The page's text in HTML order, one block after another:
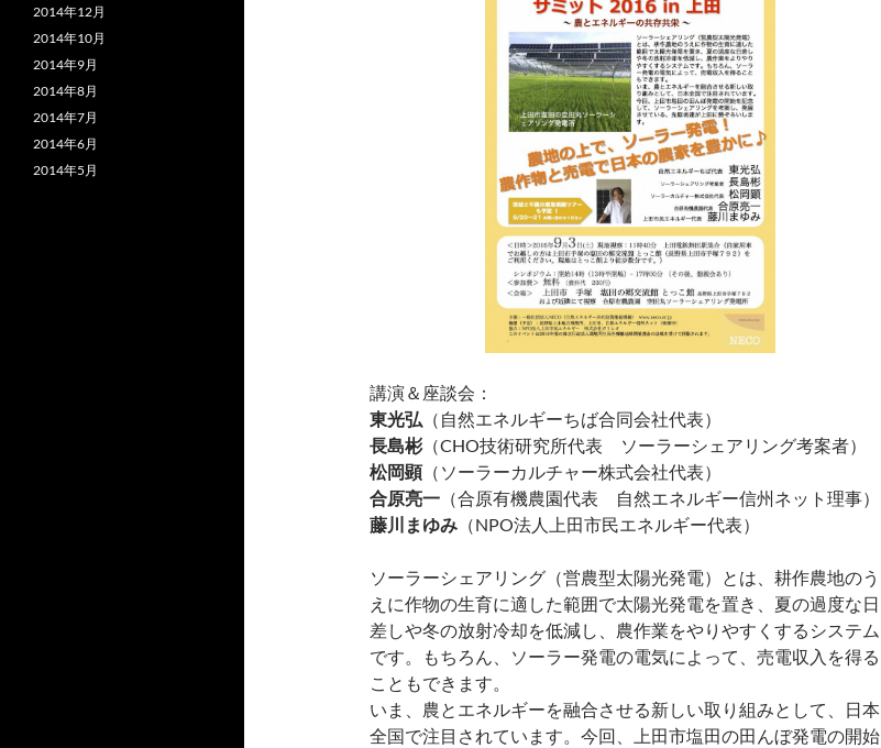
講演＆座談会：
東光弘 （自然エネルギーちば合同会社代表）
長島彬（CHO技術研究所代表 ソーラーシェアリング考案者）
松岡顕（ソーラーカルチャー株式会社代表）
合原亮一 （合原有機農園代表 自然エネルギー信州ネット理事）
藤川まゆみ （NPO法人上田市民エネルギー代表）
ソーラーシェアリング（営農型太陽光発電）とは、耕作農地のう
えに作物の生育に適した範囲で太陽光発電を置き、夏の過度な日
差しや冬の放射冷却を低減し、農作業をやりやすくするシステム
です。もちろん、ソーラー発電の電気によって、売電収入を得る
こともできます。
いま、農とエネルギーを融合させる新しい取り組みとして、日本
全国で注目されています。今回、上田市塩田の田んぼ発電の開始
2014年12月
2014年10月
2014年9月
2014年8月
2014年7月
2014年6月
2014年5月